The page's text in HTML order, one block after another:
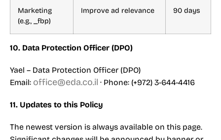
Marketing
(e.g., _fbp)
Improve ad relevance 90 days
10. Data Protection Officer (DPO)
Yael – Data Protection Officer (DPO)
Email: office@eda.co.il · Phone: (+972) 3-644-4416
11. Updates to this Policy
The newest version is always available on this page.